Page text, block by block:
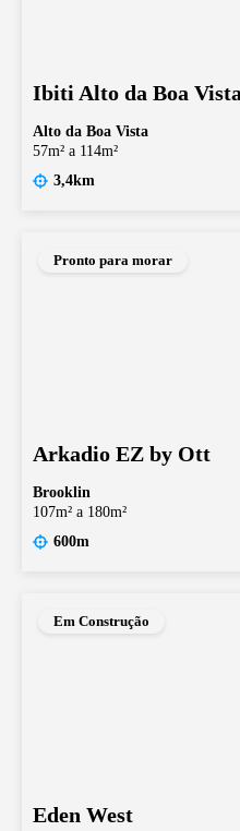
Ibiti Alto da Boa Vista
Alto da Boa Vista
57m² a 114m²
3,4km
Pronto para morar
Arkadio EZ by Ott
Brooklin
107m² a 180m²
600m
Em Construção
Eden West